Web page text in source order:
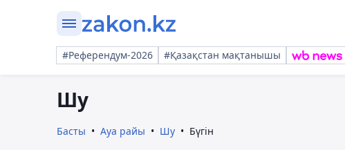
#Референдум-2026 #Қазақстан мақтанышы
Шу
Басты Ауа райы Шу Бүгін